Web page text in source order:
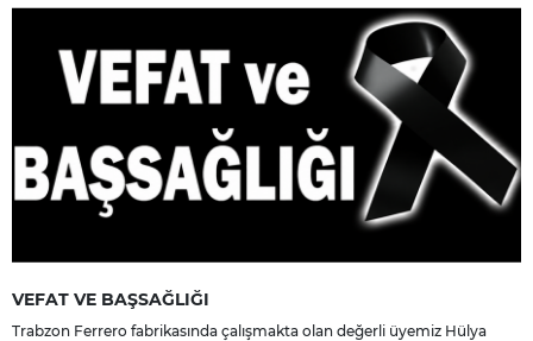
VEFAT VE BAŞSAĞLIĞI
Trabzon Ferrero fabrikasında çalışmakta olan değerli üyemiz Hülya